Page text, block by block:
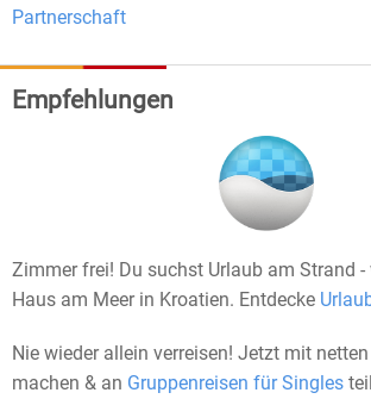
Partnerschaft
Empfehlungen
Zimmer frei! Du suchst Urlaub am Strand -
Haus am Meer in Kroatien. Entdecke
Nie wieder allein verreisen! Jetzt mit
machen & an Gruppenreisen für Singles